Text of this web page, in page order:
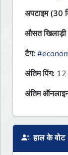
अपटाइम (30
औसत खिलाड़ी
टैग:
अंतिम पिंग:
अंतिम
हाल के वोट